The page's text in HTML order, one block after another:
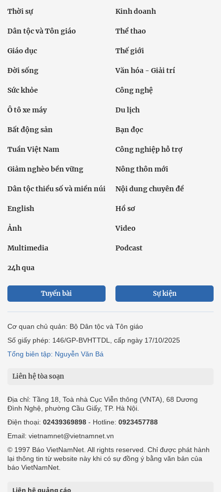
Thời sự Kinh doanh
Dân tộc và Tôn giáo Thể thao
Giáo dục Thế giới
Đời sống Văn hóa - Giải trí
Sức khỏe Công nghệ
Ô tô xe máy Du lịch
Bất động sản Bạn đọc
Tuần Việt Nam Công nghiệp hỗ trợ
Giảm nghèo bền vững Nông thôn mới
Dân tộc thiểu số và miền núi Nội dung chuyên đề
English Hồ sơ
Ảnh Video
Multimedia Podcast
24h qua
Tuyến bài Sự kiện
Cơ quan chủ quản: Bộ Dân tộc và Tôn giáo
Số giấy phép: 146/GP-BVHTTDL, cấp ngày 17/10/2025
Tổng biên tập: Nguyễn Văn Bá
Liên hệ tòa soạn
Địa chỉ: Tầng 18, Toà nhà Cục Viễn thông (VNTA), 68 Dương
Đình Nghệ, phường Cầu Giấy, TP. Hà Nội.
Điện thoại: 02439369898 - Hotline: 0923457788
Email: vietnamnet@vietnamnet.vn
© 1997 Báo VietNamNet. All rights reserved. Chỉ được phát hành
lại thông tin từ website này khi có sự đồng ý bằng văn bản của
báo VietNamNet.
Liên hệ quảng cáo